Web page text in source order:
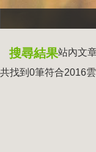
搜尋結果站內文
共找到0筆符合2016